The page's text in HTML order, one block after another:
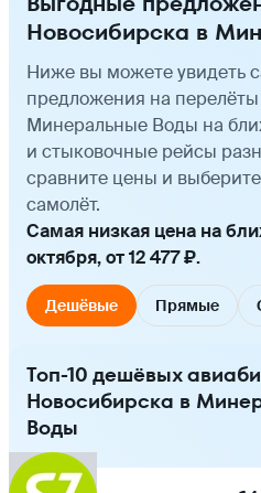
Новосибирска в
Ниже вы можете увидеть
предложения на
Минеральные Воды на
и стыковочные рейсы
сравните цены и
самолёт.
Самая низкая цена на
октября, от 12 477 ₽.
Дешёвые Прямые
Топ-10 дешёвых
Новосибирска в
Воды